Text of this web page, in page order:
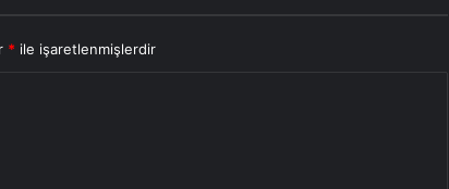
* ile işaretlenmişlerdir